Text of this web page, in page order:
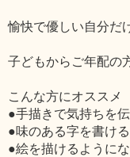
愉快で優しい自分だ
子どもからご年配の
こんな方にオススメ
●手描きで気持ちを
●味のある字を書け
●絵を描けるように